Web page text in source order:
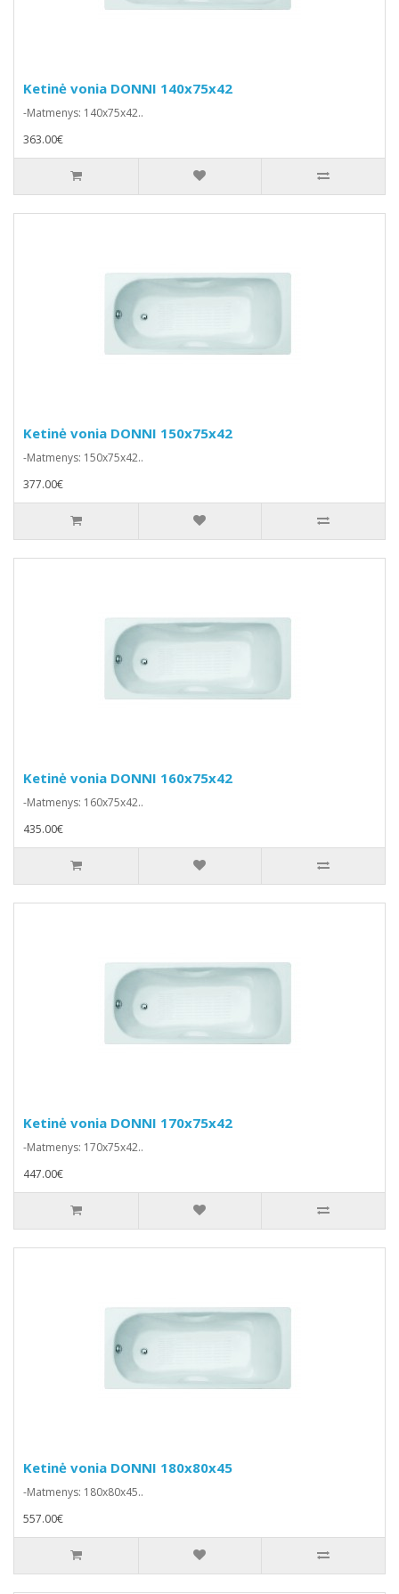
Ketinė vonia DONNI 140x75x42
-Matmenys: 140x75x42..
363.00€
Ketinė vonia DONNI 150x75x42
-Matmenys: 150x75x42..
377.00€
Ketinė vonia DONNI 160x75x42
-Matmenys: 160x75x42..
435.00€
Ketinė vonia DONNI 170x75x42
-Matmenys: 170x75x42..
447.00€
Ketinė vonia DONNI 180x80x45
-Matmenys: 180x80x45..
557.00€